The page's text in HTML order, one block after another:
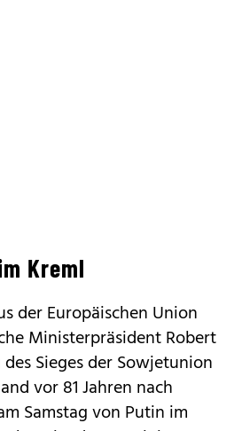
Kreml
der Europäischen Union
Ministerpräsident Robert
Sieges der Sowjetunion
vor 81 Jahren nach
Samstag von Putin im